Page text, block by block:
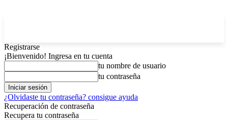
Registrarse
¡Bienvenido! Ingresa en tu cuenta
tu nombre de usuario
tu contraseña
¿Olvidaste tu contraseña? consigue ayuda
Recuperación de contraseña
Recupera tu contraseña